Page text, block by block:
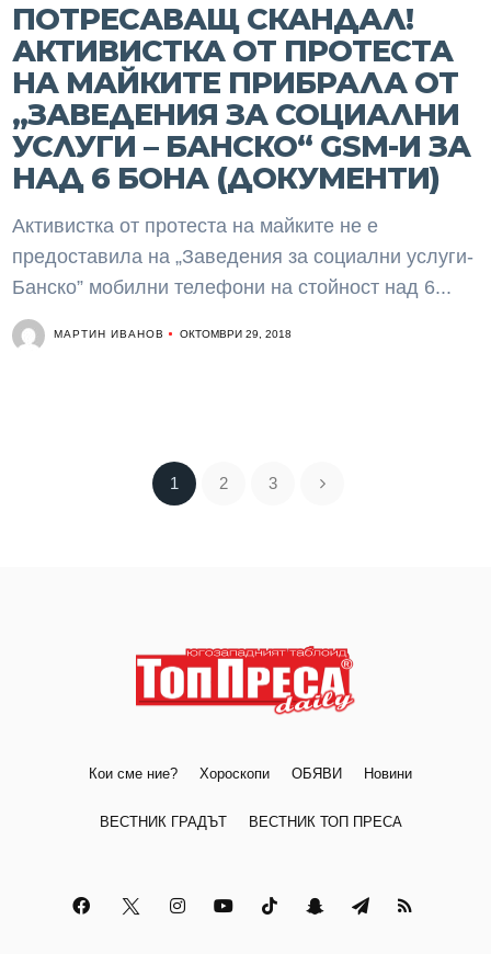
ПОТРЕСАВАЩ СКАНДАЛ!
АКТИВИСТКА ОТ ПРОТЕСТА
НА МАЙКИТЕ ПРИБРАЛА ОТ
„ЗАВЕДЕНИЯ ЗА СОЦИАЛНИ
УСЛУГИ – БАНСКО“ GSM-И ЗА
НАД 6 БОНА (ДОКУМЕНТИ)
Активистка от протеста на майките не е
предоставила на „Заведения за социални услуги-
Банско” мобилни телефони на стойност над 6...
МАРТИН ИВАНОВ ОКТОМВРИ 29, 2018
1 2 3
Кои сме ние? Хороскопи ОБЯВИ Новини
ВЕСТНИК ГРАДЪТ ВЕСТНИК ТОП ПРЕСА